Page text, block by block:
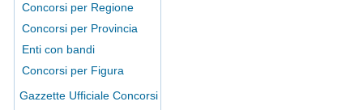
Concorsi per Regione
Concorsi per Provincia
Enti con bandi
Concorsi per Figura
Gazzette Ufficiale Concorsi